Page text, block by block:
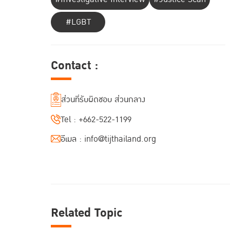
#LGBT
Contact :
ส่วนที่รับผิดชอบ ส่วนกลาง
Tel : +662-522-1199
อีเมล : info@tijthailand.org
Related Topic